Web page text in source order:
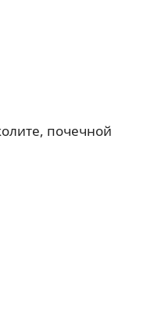
почечной